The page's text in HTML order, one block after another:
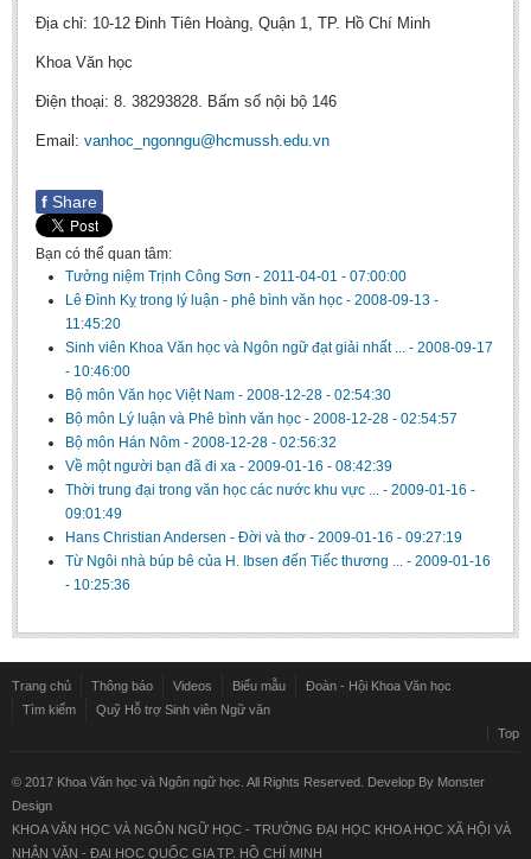
Địa chỉ: 10-12 Đinh Tiên Hoàng, Quận 1, TP. Hồ Chí Minh
Khoa Văn học
Điện thoại: 8. 38293828. Bấm số nội bộ 146
Email: vanhoc_ngonngu@hcmussh.edu.vn
f Share
Bạn có thể quan tâm:
Tưởng niệm Trịnh Công Sơn - 2011-04-01 - 07:00:00
Lê Đình Kỵ trong lý luận - phê bình văn học - 2008-09-13 -
11:45:20
Sinh viên Khoa Văn học và Ngôn ngữ đạt giải nhất ... - 2008-09-17
- 10:46:00
Bộ môn Văn học Việt Nam - 2008-12-28 - 02:54:30
Bộ môn Lý luận và Phê bình văn học - 2008-12-28 - 02:54:57
Bộ môn Hán Nôm - 2008-12-28 - 02:56:32
Về một người bạn đã đi xa - 2009-01-16 - 08:42:39
Thời trung đại trong văn học các nước khu vực ... - 2009-01-16 -
09:01:49
Hans Christian Andersen - Đời và thơ - 2009-01-16 - 09:27:19
Từ Ngôi nhà búp bê của H. Ibsen đến Tiếc thương ... - 2009-01-16
- 10:25:36
Trang chủ Thông báo Videos Biểu mẫu
Đoàn - Hội Khoa Văn học
Tìm kiếm
Quỹ Hỗ trợ Sinh viên Ngữ văn
Top
© 2017 Khoa Văn học và Ngôn ngữ học. All Rights Reserved. Develop By Monster
Design
KHOA VĂN HỌC VÀ NGÔN NGỮ HỌC - TRƯỜNG ĐẠI HỌC KHOA HỌC XÃ HỘI VÀ
NHÂN VĂN - ĐẠI HỌC QUỐC GIA TP. HỒ CHÍ MINH